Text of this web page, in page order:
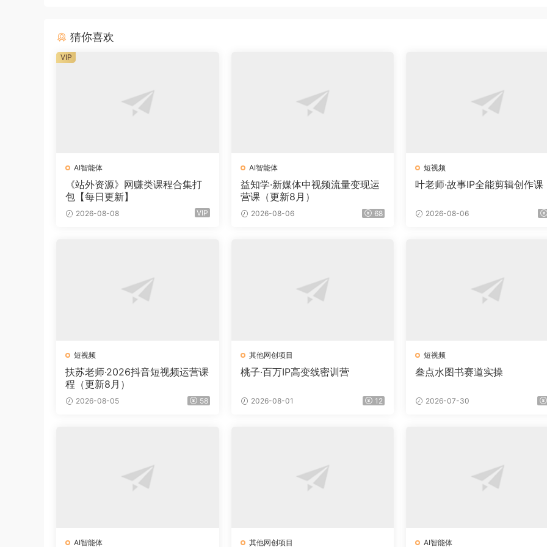
猜你喜欢
AI智能体
《站外资源》网赚类课程合集打
包【每日更新】
2026-08-08 VIP
VIP
AI智能体
益知学·新媒体中视频流量变现运
营课（更新8月）
2026-08-06 68
短视频
叶老师·故事IP全能剪辑创作课
2026-08-06
短视频
扶苏老师·2026抖音短视频运营课
程（更新8月）
2026-08-05 58
其他网创项目
桃子·百万IP高变线密训营
2026-08-01 12
短视频
叁点水图书赛道实操
2026-07-30
AI智能体 其他网创项目 AI智能体